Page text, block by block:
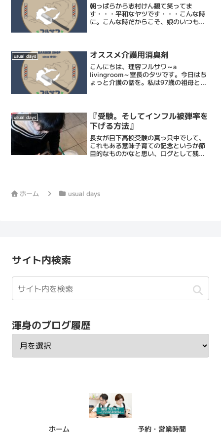
朝っぱらから志村けん観て笑ってま
す・・・平和なヤツです・・・こんな時
に。こんな時だからこそ、娘のいつもと
公式アカウント】 LIN...
usual days オススメ介護用消臭剤
こんにちは、理容フルサワ～a
livingroom～室長のタツです。今日はち
ょっと介護の話を。私は97歳の祖母と同
怪我するまでは二...
usual days
『受験。そしてインフル被弾率を
下げる方法』
長女が目下高校受験の真っ只中でして、
これもある意味子育ての記念というか節
目的なものかなと思い、ログとして残し
ホーム
usual days
サイト内検索
渾身のブログ履歴
ホーム 予約・営業時間